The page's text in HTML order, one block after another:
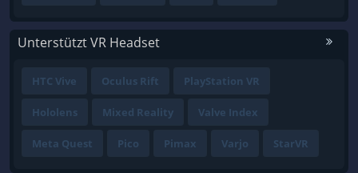
Unterstützt VR Headset
HTC Vive Oculus Rift PlayStation VR
Hololens Mixed Reality Valve Index
Meta Quest Pico Pimax Varjo StarVR